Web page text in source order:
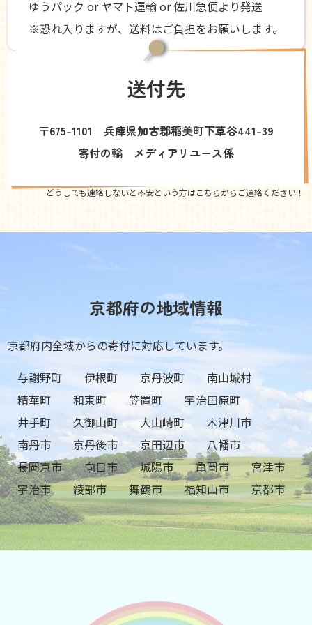
ゆうパック or ヤマト運輸 or 佐川急便より発送
※恐れ入りますが、送料はご負担をお願いします。
送付先
〒675-1101 兵庫県加古郡稲美町下草谷441-39
寄付の輪 メディアリユース係
どうしても連絡しないと不安という方はこちらからご連絡ください！
京都府の地域情報
京都府内全域からの寄付に対応しています。
与謝野町
伊根町 京丹波町
南山城村
精華町
和束町 笠置町
宇治田原町
井手町
久御山町 大山崎町
木津川市
南丹市
京丹後市 京田辺市
八幡市
長岡京市
向日市 城陽市 亀岡市
宮津市
宇治市
綾部市 舞鶴市 福知山市 京都市